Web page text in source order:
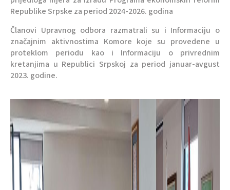
Republike Srpske za period 2024-2026. godina
Članovi Upravnog odbora razmatrali su i Informaciju o
značajnim aktivnostima Komore koje su provedene u
proteklom periodu kao i Informaciju o privrednim
kretanjima u Republici Srpskoj za period januar-avgust
2023. godine.